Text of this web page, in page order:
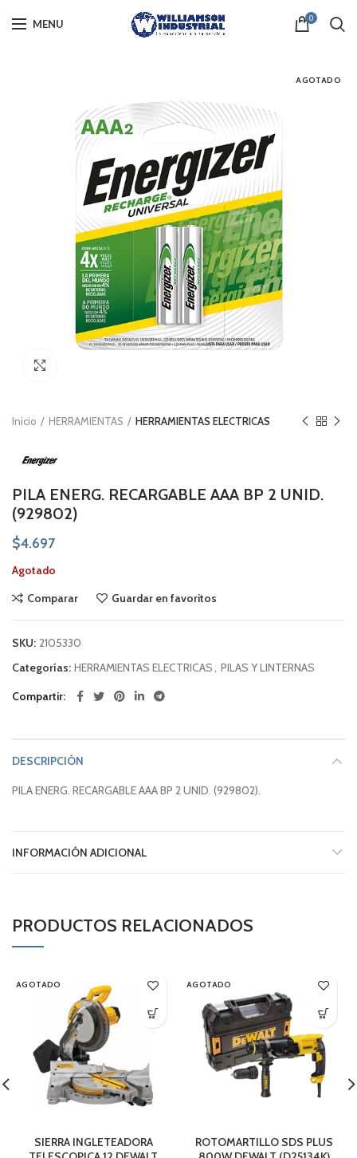
MENU 0
AGOTADO
Inicio HERRAMIENTAS HERRAMIENTAS ELECTRICAS
PILA ENERG. RECARGABLE AAA BP 2 UNID.
(929802)
$4.697
Agotado
Comparar
Guardar en favoritos
SKU: 2105330
Categorías: HERRAMIENTAS ELECTRICAS, PILAS Y LINTERNAS
Compartir
DESCRIPCIÓN
PILA ENERG. RECARGABLE AAA BP 2 UNID. (929802).
INFORMACIÓN ADICIONAL
PRODUCTOS RELACIONADOS
AGOTADO
SIERRA INGLETEADORA
AGOTADO
ROTOMARTILLO SDS PLUS